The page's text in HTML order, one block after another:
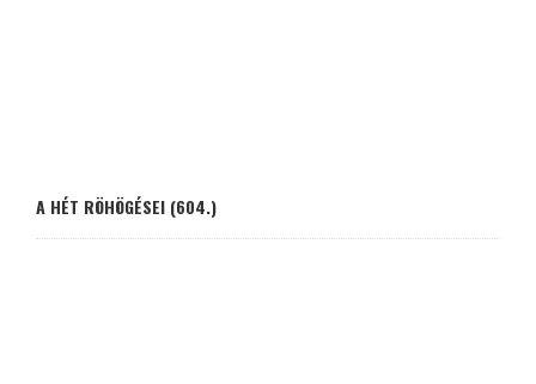
A HÉT RÖHÖGÉSEI (604.)